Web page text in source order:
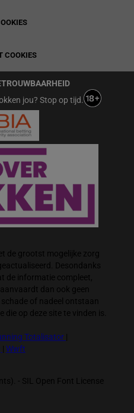
COOKIES
jou? Stop op tijd.
de grootst mogelijke zorg
Desondanks
de informatie compleet,
dan ook geen
of nadeel ontstaan
op deze site te vinden is.
Totalisator
Wwft
- SIL Open Font License